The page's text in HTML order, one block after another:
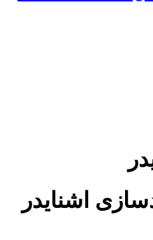
اشنایدر